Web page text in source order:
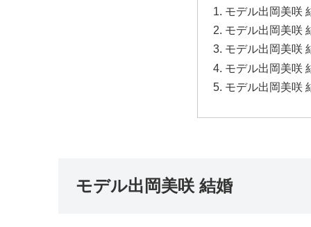
モデル出岡美咲
モデル出岡美咲
モデル出岡美咲
モデル出岡美咲
モデル出岡美咲
モデル出岡美咲 結婚